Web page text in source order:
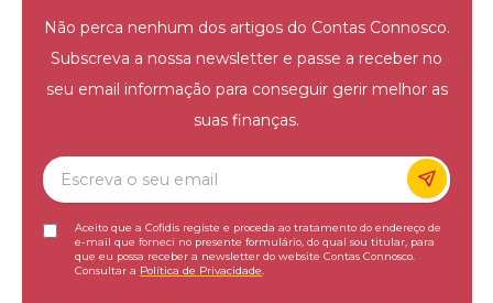
Não perca nenhum dos artigos do Contas Connosco.
Subscreva a nossa newsletter e passe a receber no
seu email informação para conseguir gerir melhor as
suas finanças.
Aceito que a Cofidis registe e proceda ao tratamento do endereço de
e-mail que forneci no presente formulário, do qual sou titular, para
que eu possa receber a newsletter do website Contas Connosco.
Consultar a Política de Privacidade